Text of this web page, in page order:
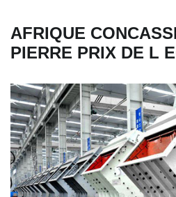
AFRIQUE
PIERRE PRIX DE L